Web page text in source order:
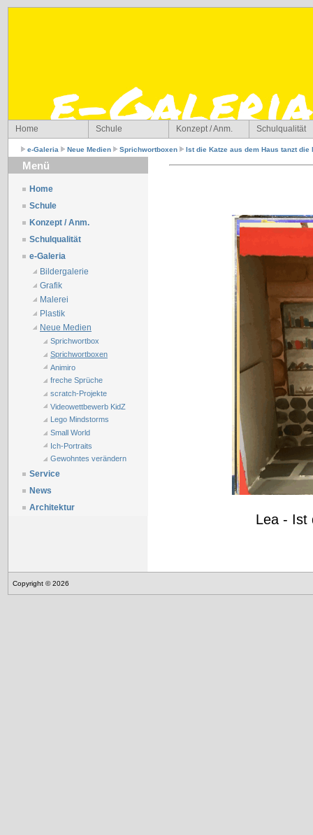
Home Schule Konzept / Anm. Schulqualität
e-Galeria Neue Medien Sprichwortboxen Ist die Katze aus dem Haus tanzt die
Menü
Home
Schule
Konzept / Anm.
Schulqualität
e-Galeria
Bildergalerie
Grafik
Malerei
Plastik
Neue Medien
Sprichwortbox
Sprichwortboxen
Animiro
freche Sprüche
scratch-Projekte
Videowettbewerb KidZ
Lego Mindstorms
Small World
Ich-Portraits
Gewohntes verändern
Service
News
Architektur
Lea - Ist
Copyright © 2026